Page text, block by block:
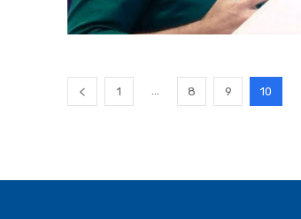
1 8 9 10